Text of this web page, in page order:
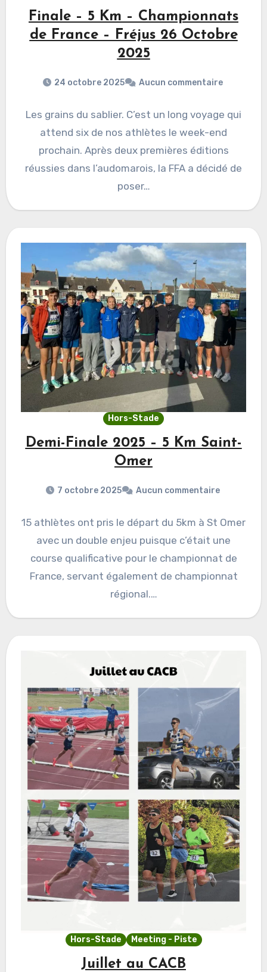
Finale – 5 Km – Championnats
de France – Fréjus 26 Octobre
2025
24 octobre 2025 Aucun commentaire
Les grains du sablier. C’est un long voyage qui
attend six de nos athlètes le week-end
prochain. Après deux premières éditions
réussies dans l’audomarois, la FFA a décidé de
poser…
Hors-Stade
Demi-Finale 2025 – 5 Km Saint-
Omer
7 octobre 2025 Aucun commentaire
15 athlètes ont pris le départ du 5km à St Omer
avec un double enjeu puisque c’était une
course qualificative pour le championnat de
France, servant également de championnat
régional.…
Hors-Stade Meeting - Piste
Juillet au CACB